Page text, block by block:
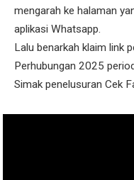
mengarah ke halaman
aplikasi Whatsapp.
Lalu benarkah klaim link
Perhubungan 2025
Simak penelusuran Cek